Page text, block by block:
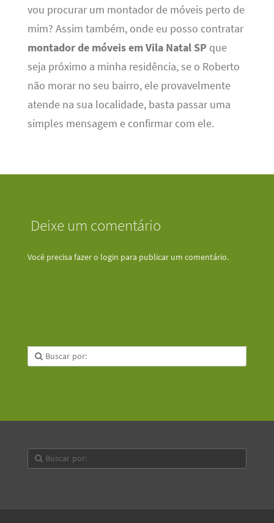
vou procurar um montador de móveis perto de
mim? Assim também, onde eu posso contratar
montador de móveis em Vila Natal SP que
seja próximo a minha residência, se o Roberto
não morar no seu bairro, ele provavelmente
atende na sua localidade, basta passar uma
simples mensagem e confirmar com ele.
Deixe um comentário
Você precisa fazer o login para publicar um comentário.